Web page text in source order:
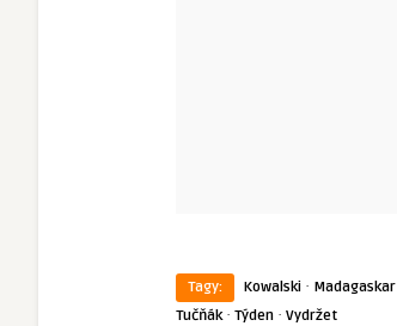
Tagy: Kowalski · Madagaskar
Tučňák· Týden · Vydržet